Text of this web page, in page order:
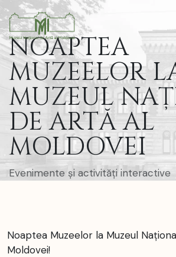
NOAPTEA
MUZEELOR
MUZEUL
DE ARTĂ AL
MOLDOVEI
Evenimente și activități interactive
Noaptea Muzeelor la Muzeul
Moldovei!